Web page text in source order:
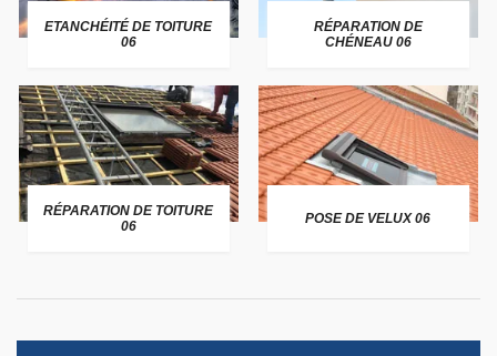
ETANCHÉITÉ DE TOITURE
06
RÉPARATION DE
CHÉNEAU 06
RÉPARATION DE TOITURE
06
POSE DE VELUX 06